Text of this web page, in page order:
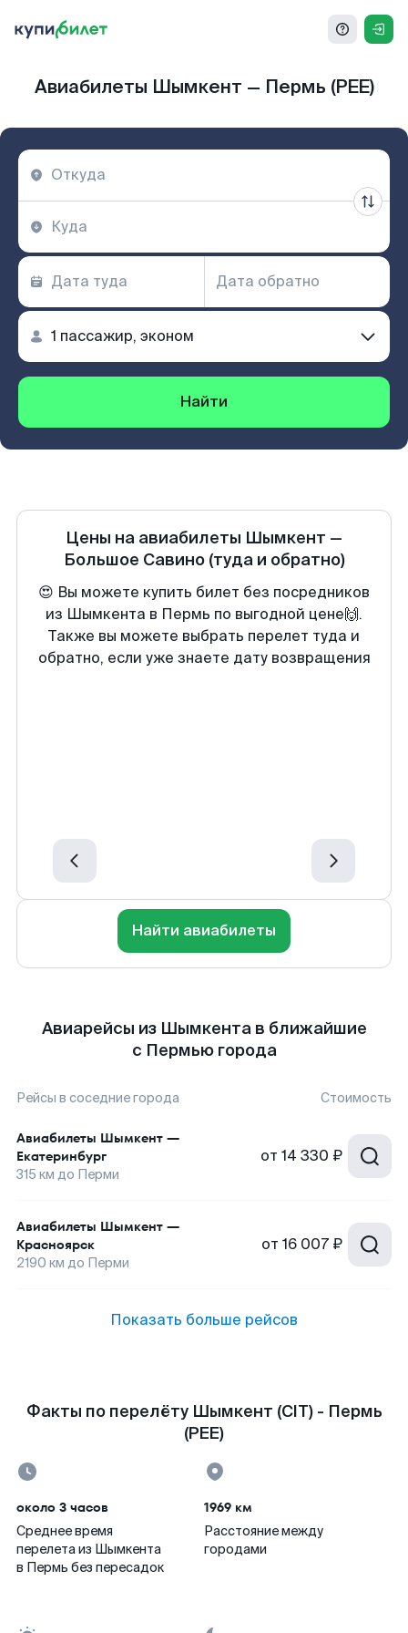
Авиабилеты Шымкент — Пермь (PEE)
Найти
Цены на авиабилеты Шымкент —
Большое Савино (туда и обратно)
😍 Вы можете купить билет без посредников
из Шымкента в Пермь по выгодной цене🙌.
Также вы можете выбрать перелет туда и
обратно, если уже знаете дату возвращения
Найти авиабилеты
Авиарейсы из Шымкента в ближайшие
с Пермью города
Рейсы в соседние города Стоимость
Авиабилеты Шымкент —
Екатеринбург
315 км до Перми
от 14 330 ₽
Авиабилеты Шымкент —
Красноярск
2190 км до Перми
от 16 007 ₽
Показать больше рейсов
Факты по перелёту Шымкент (CIT) - Пермь
(PEE)
около 3 часов
Среднее время
перелета из Шымкента
в Пермь без пересадок
1969 км
Расстояние между
городами